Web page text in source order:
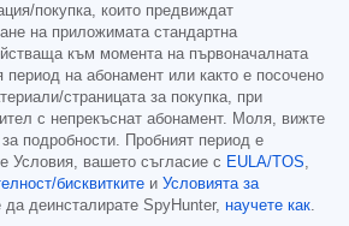
покупка, които предвиждат
на приложимата стандартна
към момента на първоначалната
период на абонамент или както е посочено
страницата за покупка, при
с непрекъснат абонамент. Моля, вижте
за подробности. Пробният период е
Условия, вашето съгласие с EULA/TOS,
бисквитките и Условията за
деинсталирате SpyHunter, научете как.